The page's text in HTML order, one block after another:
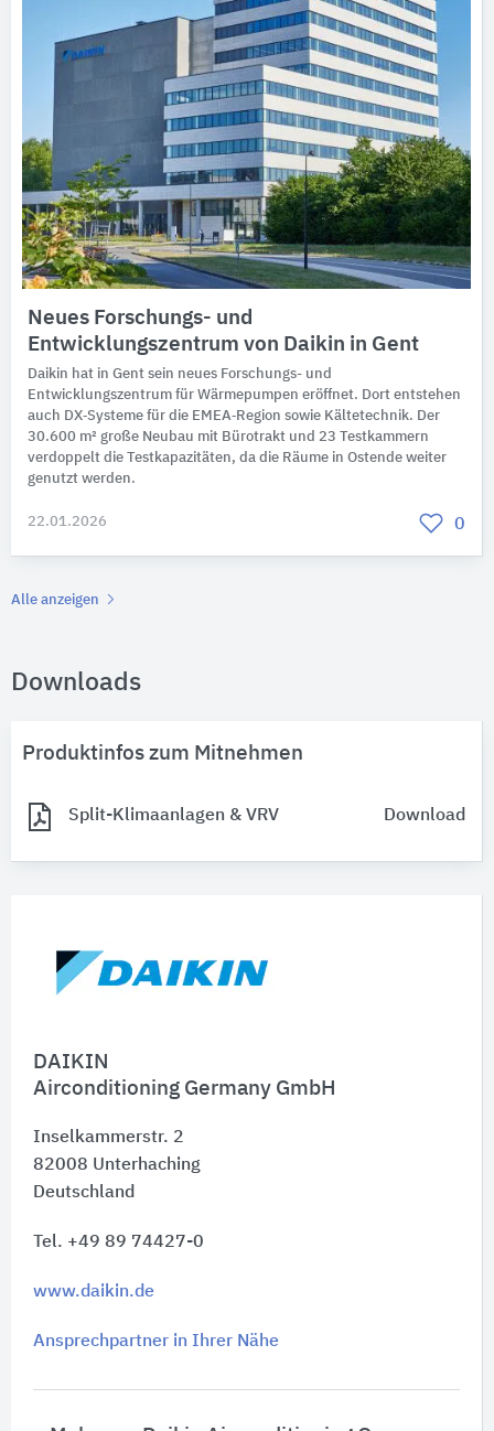
DAIKIN
Airconditioning Germany GmbH
Inselkammerstr. 2
82008 Unterhaching
Deutschland
Tel. +49 89 74427-0
www.daikin.de
Ansprechpartner in Ihrer Nähe
Neues Forschungs- und
Entwicklungszentrum von Daikin in Gent
Daikin hat in Gent sein neues Forschungs- und
Entwicklungszentrum für Wärmepumpen eröffnet. Dort entstehen
auch DX‑Systeme für die EMEA‑Region sowie Kältetechnik. Der
30.600 m² große Neubau mit Bürotrakt und 23 Testkammern
verdoppelt die Testkapazitäten, da die Räume in Ostende weiter
genutzt werden.
22.01.2026 0
Alle anzeigen
Downloads
Produktinfos zum Mitnehmen
Split-Klimaanlagen & VRV Download